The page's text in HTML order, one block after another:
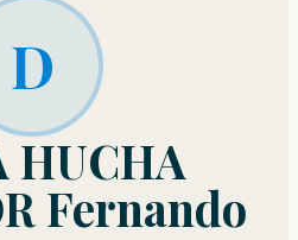
D
HUCHA
Fernando